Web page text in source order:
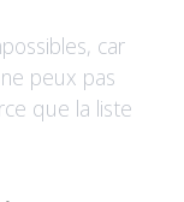
car
peux pas
que la liste